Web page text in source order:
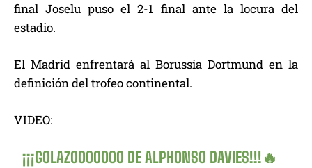
final Joselu puso el 2-1 final ante la locura del
estadio.
El Madrid enfrentará al Borussia Dortmund en la
definición del trofeo continental.
VIDEO:
¡¡¡GOLAZOOOOOOO DE ALPHONSO DAVIES!!!🔥